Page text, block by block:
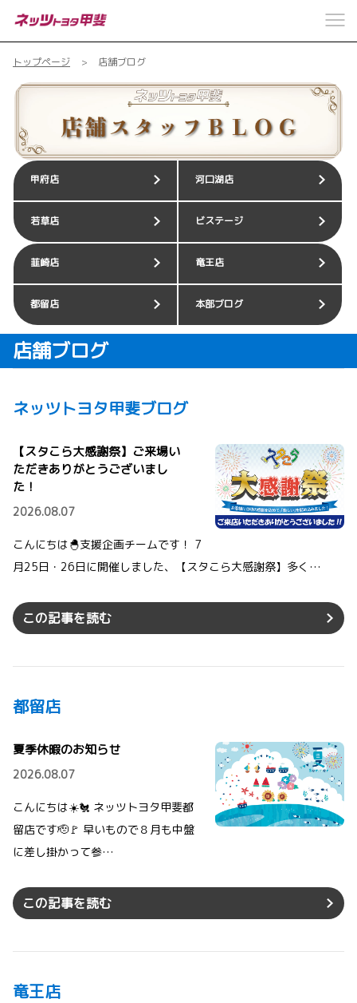
トップページ 店舗ブログ
甲府店 河口湖店
若草店 ビステージ
韮崎店 竜王店
都留店 本部ブログ
店舗ブログ
ネッツトヨタ甲斐ブログ
【スタこら大感謝祭】ご来場い
ただきありがとうございまし
た！
2026.08.07
こんにちは🐣支援企画チームです！ 7
月25日・26日に開催しました、【スタこら大感謝祭】多く…
この記事を読む
都留店
夏季休暇のお知らせ
2026.08.07
こんにちは☀️🐔 ネッツトヨタ甲斐都
留店です🫡🚩 早いもので８月も中盤
に差し掛かって参…
この記事を読む
竜王店